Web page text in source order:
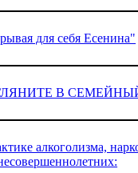
для себя Есенина"
В
алкоголизма,